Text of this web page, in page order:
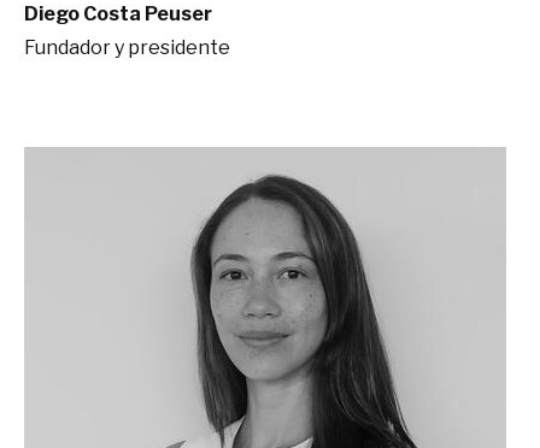
Diego Costa Peuser
Fundador y presidente